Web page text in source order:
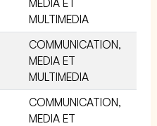
MULTIMEDIA
COMMUNICATION,
MEDIA ET
MULTIMEDIA
COMMUNICATION,
MEDIA ET